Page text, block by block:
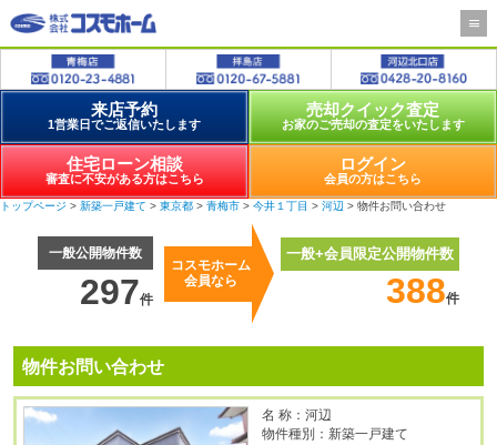
来店予約
1営業日でご返信いたします
売却クイック査定
お家のご売却の査定をいたします
住宅ローン相談
審査に不安がある方はこちら
ログイン
会員の方はこちら
トップページ > 新築一戸建て > 東京都 > 青梅市 > 今井１丁目 > 河辺 > 物件お問い合わせ
一般公開物件数
297件
コスモホーム
会員なら
一般+会員限定公開物件数
388件
物件お問い合わせ
名 称：河辺
物件種別：新築一戸建て